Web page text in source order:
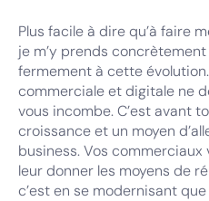
Plus facile à dire qu’à faire
je m’y prends concrètement
fermement à cette
commerciale et digitale ne
vous incombe. C’est avant
croissance et un moyen
business. Vos
leur donner les moyens de
c’est en se modernisant